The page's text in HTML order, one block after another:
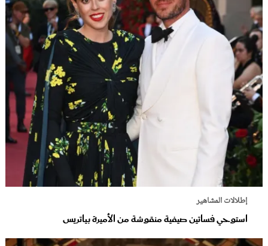
إطلالات المشاهير
استوحي فساتين صيفية منقوشة من الأميرة بياتريس